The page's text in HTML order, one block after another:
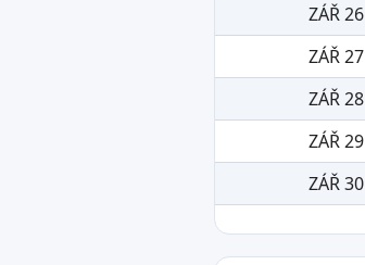
ZÁŘ 26
ZÁŘ 27
ZÁŘ 28
ZÁŘ 29
ZÁŘ 30